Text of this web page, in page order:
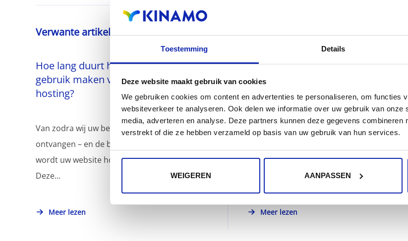
Toestemming Details
Deze website maakt gebruik van cookies
We gebruiken cookies om content en advertenties te personaliseren, om functies
websiteverkeer te analyseren. Ook delen we informatie over uw gebruik van
media, adverteren en analyse. Deze partners kunnen deze gegevens combineren
verstrekt of die ze hebben verzameld op basis van uw gebruik van hun services.
WEIGEREN AANPASSEN
Verwante artikelen
Hoe lang duurt het voordat ik kan
gebruik maken van mijn shared
hosting?
Van zodra wij uw bestelling hebben
ontvangen – en de betaling is goedgekeurd –
wordt uw website hosting aangemaakt.
Deze...
Meer lezen
Wat is hosting of webhosting?
Wie een website op Internet beschikbaar wil
stellen, dient deze op een server te
Deze server moet steeds beschikbaar...
Meer lezen